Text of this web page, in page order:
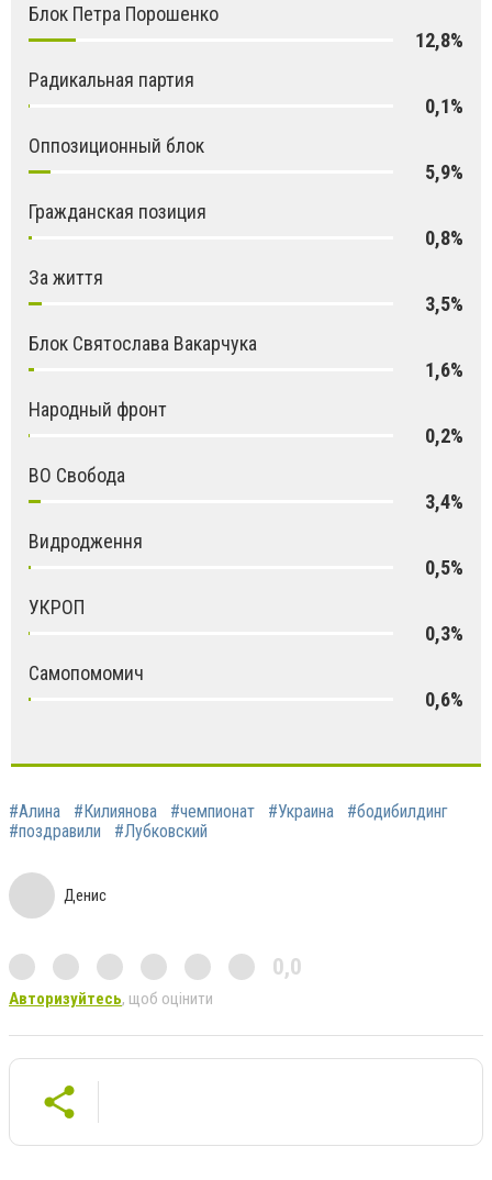
Блок Петра Порошенко
12,8%
Радикальная партия
0,1%
Оппозиционный блок
5,9%
Гражданская позиция
0,8%
За життя
3,5%
Блок Святослава Вакарчука
1,6%
Народный фронт
0,2%
ВО Свобода
3,4%
Видродження
0,5%
УКРОП
0,3%
Самопомомич
0,6%
#Алина #Килиянова #чемпионат #Украина
#бодибилдинг
#поздравили
#Лубковский
Денис
0,0
Авторизуйтесь, щоб оцінити